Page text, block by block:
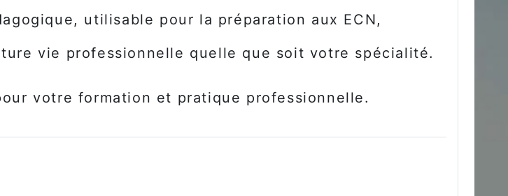
utilisable pour la préparation aux ECN,
vie professionnelle quelle que soit votre spécialité.
votre formation et pratique professionnelle.